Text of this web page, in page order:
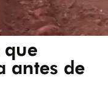
que
antes de